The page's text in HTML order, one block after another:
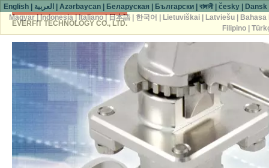
EVERFIT TECHNOLOGY CO., LTD.
English العربية |Azərbaycan Беларуская Български |বাঙ্গালী|česky Dansk
Magyar|Indonesia|Italiano|日本語| 한국어 Lietuviškai| Latviešu|
Bahasa
Filipino|